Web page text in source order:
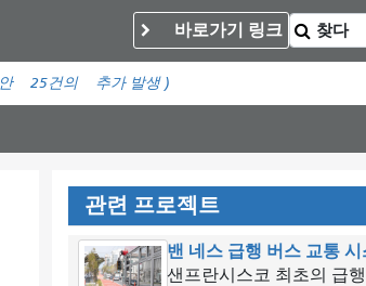
바로가기 링크
25건의 추가 발생 )
관련 프로젝트
밴 네스 급행 버스 교통 시
샌프란시스코 최초의 급행